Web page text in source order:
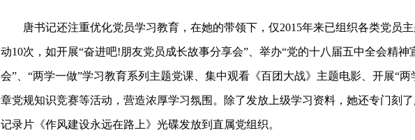
唐书记还注重优化党员学习教育，在她的带领下，仅2015年来已组织各类党员
动10次，如开展“奋进吧!朋友党员成长故事分享会”、举办“党的十八届五中全会精神
会”、“两学一做”学习教育系列主题党课、集中观看《百团大战》主题电影、开展“两
章党规知识竞赛等活动，营造浓厚学习氛围。除了发放上级学习资料，她还专门刻
记录片《作风建设永远在路上》光碟发放到直属党组织。